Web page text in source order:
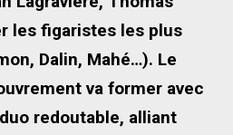
les figaristes les plus
Dalin, Mahé…). Le
va former avec
redoutable, alliant